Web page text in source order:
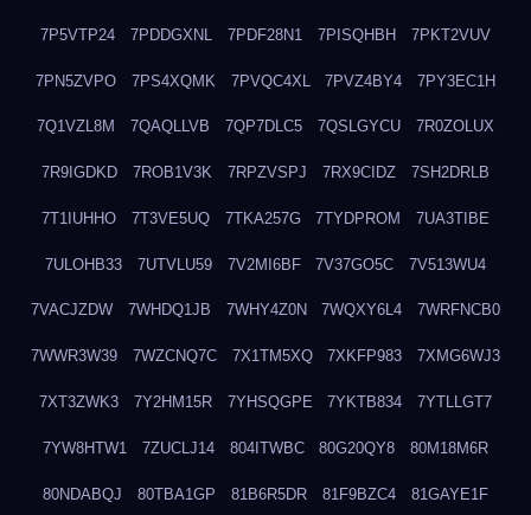
7P5VTP24 7PDDGXNL 7PDF28N1 7PISQHBH 7PKT2VUV
7PN5ZVPO 7PS4XQMK 7PVQC4XL 7PVZ4BY4 7PY3EC1H
7Q1VZL8M 7QAQLLVB 7QP7DLC5 7QSLGYCU 7R0ZOLUX
7R9IGDKD 7ROB1V3K 7RPZVSPJ 7RX9CIDZ 7SH2DRLB
7T1IUHHO 7T3VE5UQ 7TKA257G 7TYDPROM 7UA3TIBE
7ULOHB33 7UTVLU59 7V2MI6BF 7V37GO5C 7V513WU4
7VACJZDW 7WHDQ1JB 7WHY4Z0N 7WQXY6L4 7WRFNCB0
7WWR3W39 7WZCNQ7C 7X1TM5XQ 7XKFP983 7XMG6WJ3
7XT3ZWK3 7Y2HM15R 7YHSQGPE 7YKTB834 7YTLLGT7
7YW8HTW1 7ZUCLJ14 804ITWBC 80G20QY8 80M18M6R
80NDABQJ 80TBA1GP 81B6R5DR 81F9BZC4 81GAYE1F